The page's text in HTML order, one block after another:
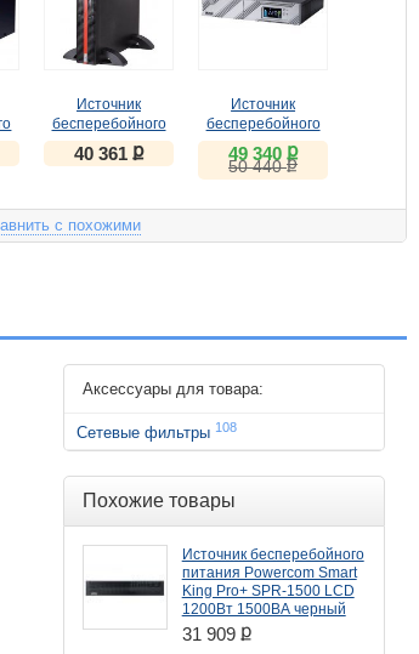
Источник
бесперебойного
питания
Powercom Macan
40 361 ք
Источник
бесперебойного
питания
Powercom Smart
King RT SRT-
черный
49 340 ք
50 440ք
с похожими
Аксессуары для товара:
Сетевые фильтры 108
Похожие товары
Источник бесперебойного
питания Powercom Smart
King Pro+ SPR-1500 LCD
1200Вт 1500ВА черный
31 909 ք